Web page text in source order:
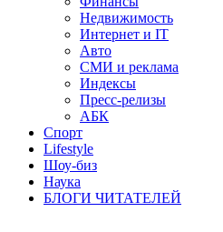
Недвижимость
Интернет и IT
Авто
СМИ и реклама
Индексы
Пресс-релизы
АБК
Спорт
Lifestyle
Шоу-биз
Наука
БЛОГИ ЧИТАТЕЛЕЙ